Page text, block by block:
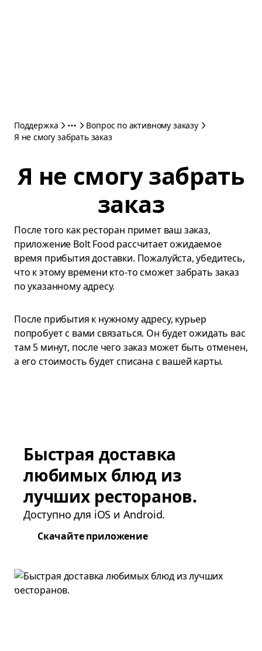
Поддержка
Вопрос по активному заказу
Я не смогу забрать заказ
Я не смогу забрать
заказ
После того как ресторан примет ваш заказ,
приложение Bolt Food рассчитает ожидаемое
время прибытия доставки. Пожалуйста, убедитесь,
что к этому времени кто-то сможет забрать заказ
по указанному адресу.
После прибытия к нужному адресу, курьер
попробует с вами связаться. Он будет ожидать вас
там 5 минут, после чего заказ может быть отменен,
а его стоимость будет списана с вашей карты.
Быстрая доставка
любимых блюд из
лучших ресторанов.
Доступно для iOS и Android.
Скачайте приложение